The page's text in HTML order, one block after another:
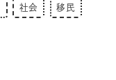
社会 移民